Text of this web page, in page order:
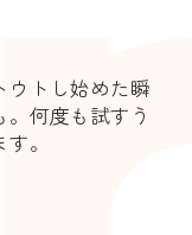
ウトし始めた瞬
何度も試すう
。